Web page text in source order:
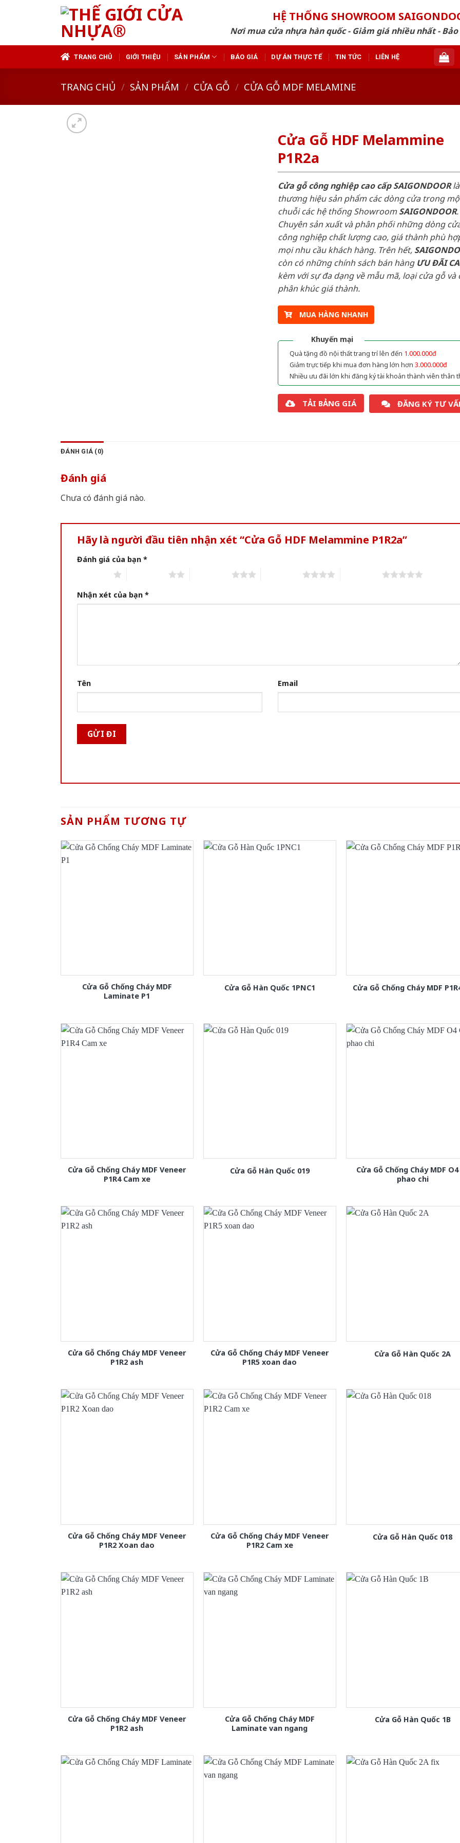
HỆ THỐNG SHOWROOM
Nơi mua cửa nhựa hàn quốc - Giảm giá nhiều nhất -
TRANG CHỦ GIỚI THIỆU SẢN PHẨM BÁO GIÁ DỰ ÁN THỰC TẾ TIN TỨC LIÊN HỆ
TRANG CHỦ / SẢN PHẨM / CỬA GỖ / CỬA GỖ MDF MELAMINE
Cửa Gỗ HDF Melammine
P1R2a
Cửa gỗ công nghiệp cao cấp SAIGONDOORlà
thương hiệu sản phẩm các dòng cửa trong
chuỗi các hệ thống ShowroomSAIGONDOOR.
Chuyên sản xuất và phân phối những dòng
công nghiệp chất lượng cao, giá thành phù
mọi nhu cầu khách hàng. Trên hết,
còn có những chính sách bán hàng ƯU ĐÃI
kèm với sự đa dạng về mẫu mã, loại cửa gỗ và
phân khúc giá thành.
MUA HÀNG NHANH
Khuyến mại
Quà tặng đồ nội thất trang trí lên đến 1.000.000đ
Giảm trực tiếp khi mua đơn hàng lớn hơn 3.000.000đ
Nhiều ưu đãi lớn khi đăng ký tài khoản thành viên thân
TẢI BẢNG GIÁ ĐĂNG KÝ TƯ
ĐÁNH GIÁ (0)
Đánh giá
Chưa có đánh giá nào.
Hãy là người đầu tiên nhận xét “Cửa Gỗ HDF Melammine P1R2a”
Đánh giá của bạn *
Nhận xét của bạn *
Tên Email
SẢN PHẨM TƯƠNG TỰ
Cửa Gỗ Chống Cháy MDF
Laminate P1
Cửa Gỗ Hàn Quốc 1PNC1 Cửa Gỗ Chống Cháy MDF
Cửa Gỗ Chống Cháy MDF Veneer
P1R4 Cam xe
Cửa Gỗ Hàn Quốc 019
Cửa Gỗ Chống Cháy MDF O4
phao chi
Cửa Gỗ Chống Cháy MDF Veneer
P1R2 ash
Cửa Gỗ Chống Cháy MDF Veneer
P1R5 xoan dao
Cửa Gỗ Hàn Quốc 2A
Cửa Gỗ Chống Cháy MDF Veneer
P1R2 Xoan dao
Cửa Gỗ Chống Cháy MDF Veneer
P1R2 Cam xe
Cửa Gỗ Hàn Quốc 018
Cửa Gỗ Chống Cháy MDF Veneer
P1R2 ash
Cửa Gỗ Chống Cháy MDF
Laminate van ngang
Cửa Gỗ Hàn Quốc 1B